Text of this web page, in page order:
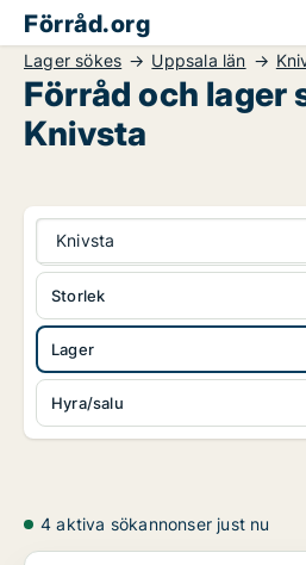
Förråd.org
Lager sökes Uppsala län
Förråd och lager
Knivsta
Knivsta
Lager
Hyra/salu
Storlek
4 aktiva sökannonser just nu